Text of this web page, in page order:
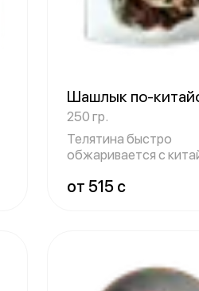
Шашлык по-
250 гр.
Телятина быстро
обжаривается с
от 515 c